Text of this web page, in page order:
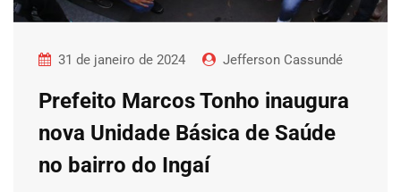
31 de janeiro de 2024 Jefferson Cassundé
Prefeito Marcos Tonho inaugura
nova Unidade Básica de Saúde
no bairro do Ingaí